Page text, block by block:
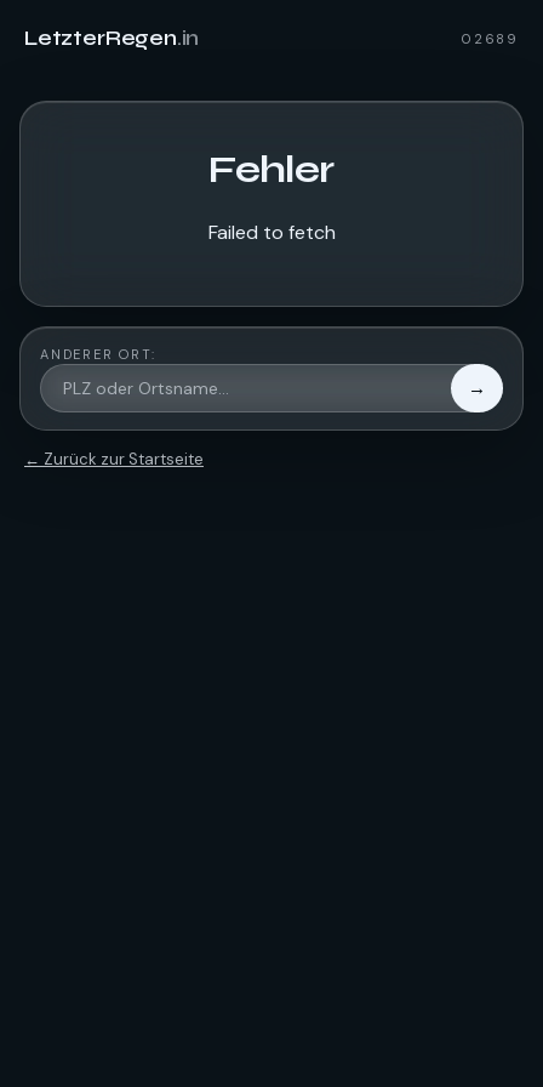
LetzterRegen.in 02689
Fehler
Failed to fetch
ANDERER ORT:
→
← Zurück zur Startseite